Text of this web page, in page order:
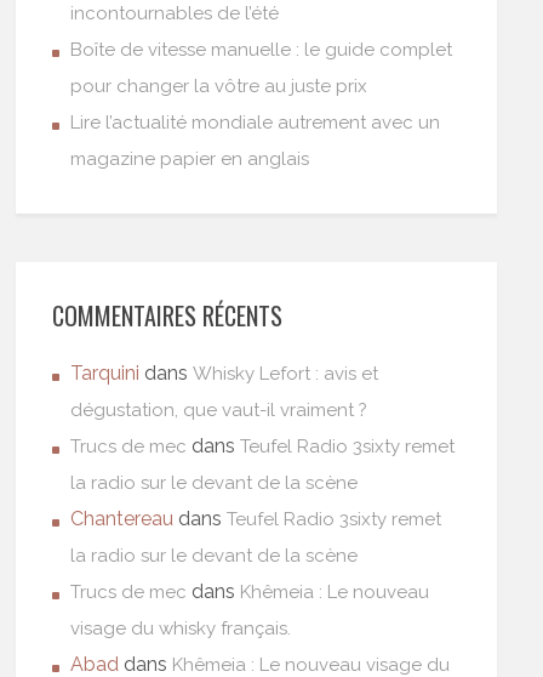
incontournables de l’été
Boîte de vitesse manuelle : le guide complet
pour changer la vôtre au juste prix
Lire l’actualité mondiale autrement avec un
magazine papier en anglais
COMMENTAIRES RÉCENTS
Tarquini dansWhisky Lefort : avis et
dégustation, que vaut-il vraiment ?
Trucs de mec dansTeufel Radio 3sixty remet
la radio sur le devant de la scène
Chantereau dansTeufel Radio 3sixty remet
la radio sur le devant de la scène
Trucs de mec dans Khêmeia : Le nouveau
visage du whisky français.
Abad dans Khêmeia : Le nouveau visage du